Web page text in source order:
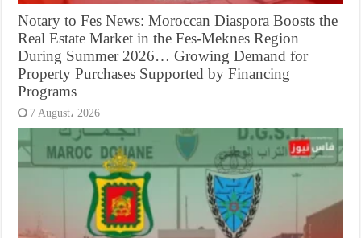
Notary to Fes News: Moroccan Diaspora Boosts the
Real Estate Market in the Fes-Meknes Region
During Summer 2026… Growing Demand for
Property Purchases Supported by Financing
Programs
7 August، 2026